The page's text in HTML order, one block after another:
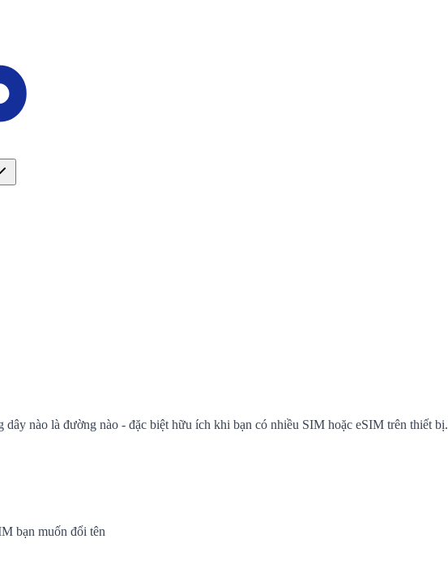
nào là đường nào - đặc biệt hữu ích khi bạn có nhiều SIM hoặc eSIM trên thiết bị.
bạn muốn đổi tên